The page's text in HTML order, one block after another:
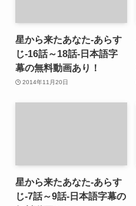
星から来たあなた-あらす
じ-16話～18話-日本語字
幕の無料動画あり！
2014年11月20日
星から来たあなた-あらす
じ-7話～9話-日本語字幕の